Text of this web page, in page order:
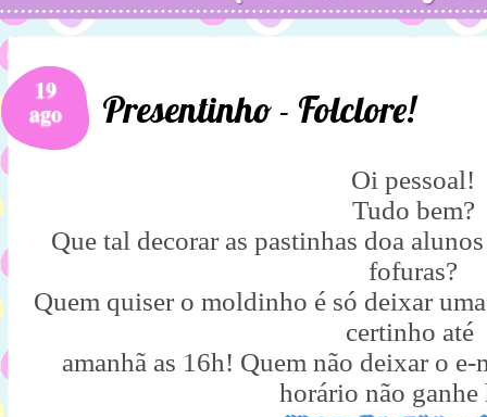
19
ago Presentinho - Folclore!
Oi pessoal!
Tudo bem?
Que tal decorar as pastinhas doa
fofuras?
Quem quiser o moldinho é só deixar
certinho até
amanhã as 16h! Quem não deixar o
horário não ganhe